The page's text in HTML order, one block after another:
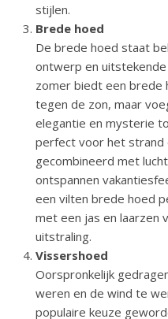
stijlen.
Brede hoed
De brede hoed staat
ontwerp en
zomer biedt een brede
tegen de zon, maar
elegantie en mysterie
perfect voor het strand
gecombineerd met
ontspannen
een vilten brede hoed
met een jas en laarzen
uitstraling.
Vissershoed
Oorspronkelijk
weren en de wind te
populaire keuze